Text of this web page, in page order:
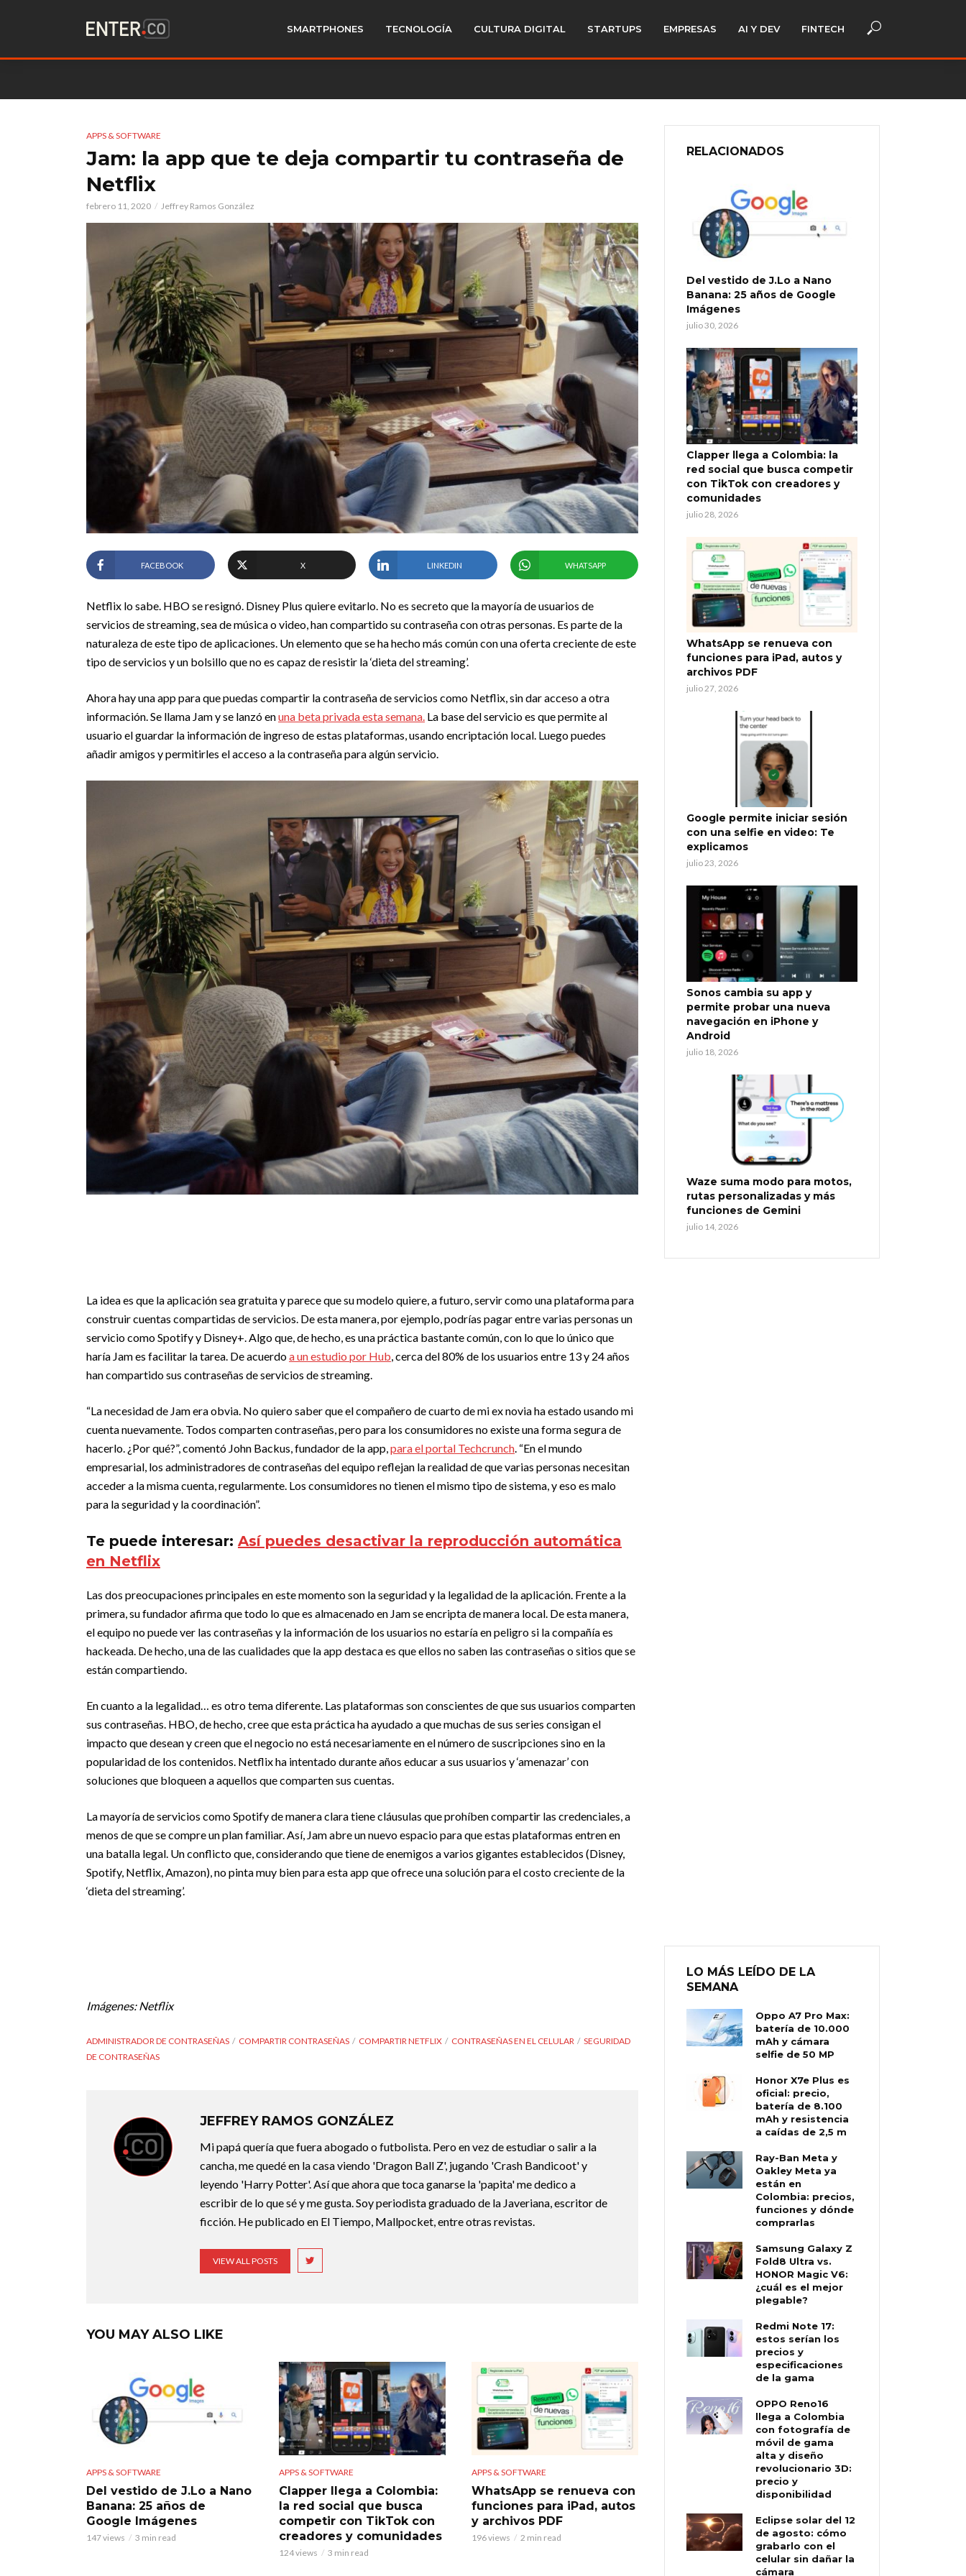
SMARTPHONES TECNOLOGÍA CULTURA DIGITAL STARTUPS EMPRESAS AI Y DEV FINTECH
APPS & SOFTWARE
Jam: la app que te deja compartir tu contraseña de
Netflix
febrero 11, 2020 Jeffrey Ramos González
FACEBOOK X LINKEDIN WHATSAPP
Netflix lo sabe. HBO se resignó. Disney Plus quiere evitarlo. No es secreto que la mayoría de usuarios de
servicios de streaming, sea de música o video, han compartido su contraseña con otras personas. Es parte de la
naturaleza de este tipo de aplicaciones. Un elemento que se ha hecho más común con una oferta creciente de este
tipo de servicios y un bolsillo que no es capaz de resistir la ‘dieta del streaming’.
Ahora hay una app para que puedas compartir la contraseña de servicios como Netflix, sin dar acceso a otra
información. Se llama Jam y se lanzó enuna beta privada esta semana. La base del servicio es que permite al
usuario el guardar la información de ingreso de estas plataformas, usando encriptación local. Luego puedes
añadir amigos y permitirles el acceso a la contraseña para algún servicio.
La idea es que la aplicación sea gratuita y parece que su modelo quiere, a futuro, servir como una plataforma para
construir cuentas compartidas de servicios. De esta manera, por ejemplo, podrías pagar entre varias personas un
servicio como Spotify y Disney+. Algo que, de hecho, es una práctica bastante común, con lo que lo único que
haría Jam es facilitar la tarea. De acuerdoa un estudio por Hub, cerca del 80% de los usuarios entre 13 y 24 años
han compartido sus contraseñas de servicios de streaming.
“La necesidad de Jam era obvia. No quiero saber que el compañero de cuarto de mi ex novia ha estado usando mi
cuenta nuevamente. Todos comparten contraseñas, pero para los consumidores no existe una forma segura de
hacerlo. ¿Por qué?”, comentó John Backus, fundador de la app,para el portal Techcrunch. “En el mundo
empresarial, los administradores de contraseñas del equipo reflejan la realidad de que varias personas necesitan
acceder a la misma cuenta, regularmente. Los consumidores no tienen el mismo tipo de sistema, y ​​eso es malo
para la seguridad y la coordinación”.
Te puede interesar: Así puedes desactivar la reproducción automática
en Netflix
Las dos preocupaciones principales en este momento son la seguridad y la legalidad de la aplicación. Frente a la
primera, su fundador afirma que todo lo que es almacenado en Jam se encripta de manera local. De esta manera,
el equipo no puede ver las contraseñas y la información de los usuarios no estaría en peligro si la compañía es
hackeada. De hecho, una de las cualidades que la app destaca es que ellos no saben las contraseñas o sitios que se
están compartiendo.
En cuanto a la legalidad… es otro tema diferente. Las plataformas son conscientes de que sus usuarios comparten
sus contraseñas. HBO, de hecho, cree que esta práctica ha ayudado a que muchas de sus series consigan el
impacto que desean y creen que el negocio no está necesariamente en el número de suscripciones sino en la
popularidad de los contenidos. Netflix ha intentado durante años educar a sus usuarios y ‘amenazar’ con
soluciones que bloqueen a aquellos que comparten sus cuentas.
La mayoría de servicios como Spotify de manera clara tiene cláusulas que prohíben compartir las credenciales, a
menos de que se compre un plan familiar. Así, Jam abre un nuevo espacio para que estas plataformas entren en
una batalla legal. Un conflicto que, considerando que tiene de enemigos a varios gigantes establecidos (Disney,
Spotify, Netflix, Amazon), no pinta muy bien para esta app que ofrece una solución para el costo creciente de la
‘dieta del streaming’.
Imágenes: Netflix
ADMINISTRADOR DE CONTRASEÑAS COMPARTIR CONTRASEÑAS COMPARTIR NETFLIX CONTRASEÑAS EN EL CELULAR
SEGURIDAD
DE CONTRASEÑAS
JEFFREY RAMOS GONZÁLEZ
Mi papá quería que fuera abogado o futbolista. Pero en vez de estudiar o salir a la
cancha, me quedé en la casa viendo 'Dragon Ball Z', jugando 'Crash Bandicoot' y
leyendo 'Harry Potter'. Así que ahora que toca ganarse la 'papita' me dedico a
escribir de lo que sé y me gusta. Soy periodista graduado de la Javeriana, escritor de
ficción. He publicado en El Tiempo, Mallpocket, entre otras revistas.
VIEW ALL POSTS
YOU MAY ALSO LIKE
APPS & SOFTWARE
Del vestido de J.Lo a Nano
Banana: 25 años de
Google Imágenes
147 views 3 min read
APPS & SOFTWARE
Clapper llega a Colombia:
la red social que busca
competir con TikTok con
creadores y comunidades
124 views 3 min read
APPS & SOFTWARE
WhatsApp se renueva con
funciones para iPad, autos
y archivos PDF
196 views 2 min read
RELACIONADOS
Del vestido de J.Lo a Nano
Banana: 25 años de Google
Imágenes
julio 30, 2026
Clapper llega a Colombia: la
red social que busca competir
con TikTok con creadores y
comunidades
julio 28, 2026
WhatsApp se renueva con
funciones para iPad, autos y
archivos PDF
julio 27, 2026
Google permite iniciar sesión
con una selfie en video: Te
explicamos
julio 23, 2026
Sonos cambia su app y
permite probar una nueva
navegación en iPhone y
Android
julio 18, 2026
Waze suma modo para motos,
rutas personalizadas y más
funciones de Gemini
julio 14, 2026
LO MÁS LEÍDO DE LA
SEMANA
Oppo A7 Pro Max:
batería de 10.000
mAh y cámara
selfie de 50 MP
Honor X7e Plus es
oficial: precio,
batería de 8.100
mAh y resistencia
a caídas de 2,5 m
Ray-Ban Meta y
Oakley Meta ya
están en
Colombia: precios,
funciones y dónde
comprarlas
Samsung Galaxy Z
Fold8 Ultra vs.
HONOR Magic V6:
¿cuál es el mejor
plegable?
Redmi Note 17:
estos serían los
precios y
especificaciones
de la gama
OPPO Reno16
llega a Colombia
con fotografía de
móvil de gama
alta y diseño
revolucionario 3D:
precio y
disponibilidad
Eclipse solar del 12
de agosto: cómo
grabarlo con el
celular sin dañar la
cámara